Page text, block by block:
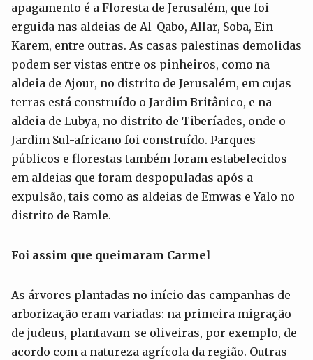
apagamento é a Floresta de Jerusalém, que foi
erguida nas aldeias de Al-Qabo, Allar, Soba, Ein
Karem, entre outras. As casas palestinas demolidas
podem ser vistas entre os pinheiros, como na
aldeia de Ajour, no distrito de Jerusalém, em cujas
terras está construído o Jardim Britânico, e na
aldeia de Lubya, no distrito de Tiberíades, onde o
Jardim Sul-africano foi construído. Parques
públicos e florestas também foram estabelecidos
em aldeias que foram despopuladas após a
expulsão, tais como as aldeias de Emwas e Yalo no
distrito de Ramle.
Foi assim que queimaram Carmel
As árvores plantadas no início das campanhas de
arborização eram variadas: na primeira migração
de judeus, plantavam-se oliveiras, por exemplo, de
acordo com a natureza agrícola da região. Outras